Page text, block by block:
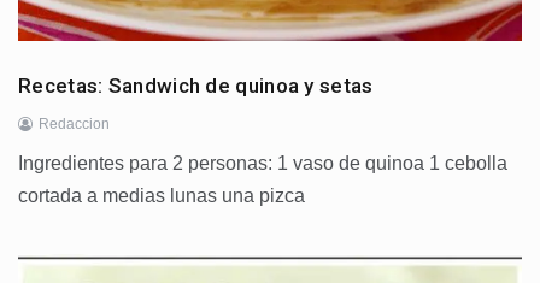
Recetas: Sandwich de quinoa y setas
Redaccion
Ingredientes para 2 personas: 1 vaso de quinoa 1 cebolla
cortada a medias lunas una pizca